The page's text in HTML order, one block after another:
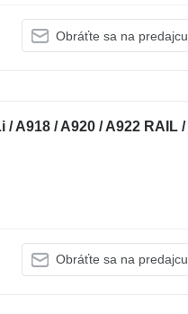
Obráťte sa na predajcu
Obráťte sa na predajcu